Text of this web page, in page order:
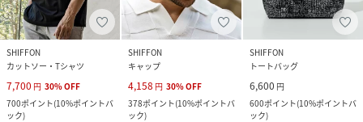
SHIFFON
カットソー・Tシャツ
7,700 円 30%OFF
700ポイント(10%ポイントバ
ック)
SHIFFON
キャップ
4,158 円 30%OFF
378ポイント(10%ポイントバ
ック)
SHIFFON
トートバッグ
6,600 円
600ポイント(10%ポイントバ
ック)